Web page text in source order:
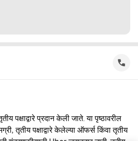
पक्षाद्वारे प्रदान केली जाते. या पृष्ठावरील
तृतीय पक्षाद्वारे केलेल्या ऑफर्स किंवा तृतीय